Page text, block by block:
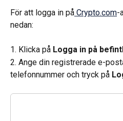
För att logga in på Crypto.com-
nedan:
1. Klicka på Logga in på
2. Ange din registrerade e-
telefonnummer och tryck på